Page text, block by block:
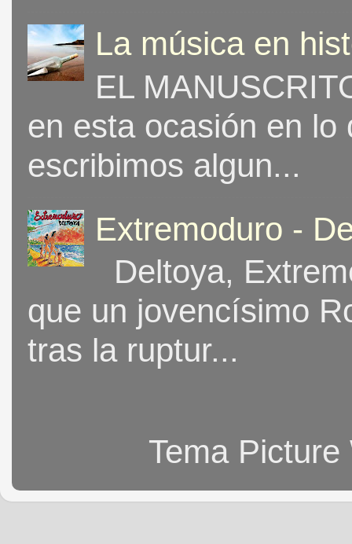
La música en
EL
en esta ocasión en
escribimos algun...
Extremoduro -
Deltoya,
que un jovencísimo
tras la ruptur...
Tema